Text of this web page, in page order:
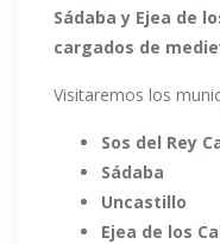
Sádaba y Ejea de
cargados de
Visitaremos los
Sos del Rey
Sádaba
Uncastillo
Ejea de los